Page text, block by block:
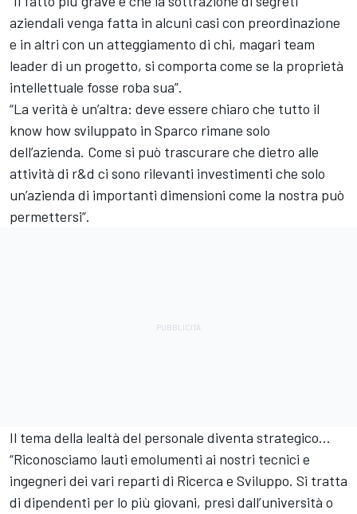
aziendali venga fatta in alcuni casi con preordinazione
e in altri con un atteggiamento di chi, magari team
leader di un progetto, si comporta come se la proprietà
intellettuale fosse roba sua”.
“La verità è un’altra: deve essere chiaro che tutto il
know how sviluppato in Sparco rimane solo
dell’azienda. Come si può trascurare che dietro alle
attività di r&d ci sono rilevanti investimenti che solo
un’azienda di importanti dimensioni come la nostra può
permettersi”.
Il tema della lealtà del personale diventa strategico…
“Riconosciamo lauti emolumenti ai nostri tecnici e
ingegneri dei vari reparti di Ricerca e Sviluppo. Si tratta
di dipendenti per lo più giovani, presi dall’università o